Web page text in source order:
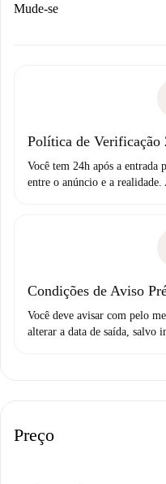
Se recusada: não
Débito direto
Mude-se
não comunicar
Política de Verificação
Você tem 24h após a entrada
entre o anúncio e a
Condições de Aviso
Você deve avisar com pelo
alterar a data de saída, salvo
Preço